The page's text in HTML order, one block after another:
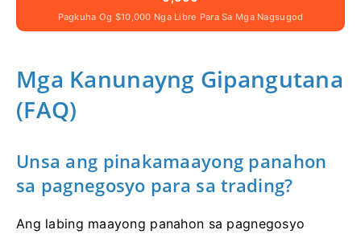
Pagkuha Og $10,000 Nga Libre Para Sa Mga Nagsugod
Mga Kanunayng Gipangutana
(FAQ)
Unsa ang pinakamaayong panahon
sa pagnegosyo para sa trading?
Ang labing maayong panahon sa pagnegosyo